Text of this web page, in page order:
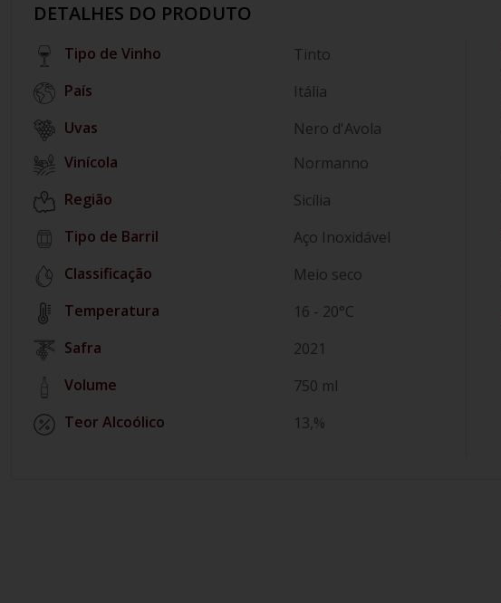
DETALHES DO PRODUTO
Tipo de Vinho
Tinto
País
Itália
Nero d'Avola
Vinícola
Normanno
Região
Sicília
Tipo de Barril
Aço Inoxidável
Classificação
Meio seco
Temperatura
16 - 20°C
Safra
2021
Volume
750 ml
Teor Alcoólico
13,%